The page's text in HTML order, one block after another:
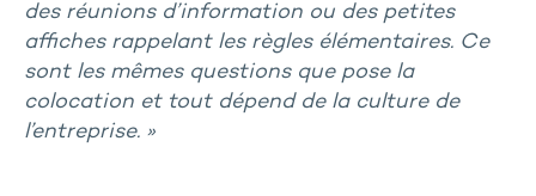
des réunions d’information ou des petites
affiches rappelant les règles élémentaires. Ce
sont les mêmes questions que pose la
colocation et tout dépend de la culture de
l’entreprise. »